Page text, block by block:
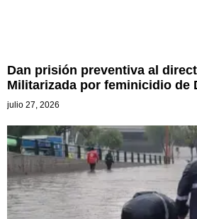
Dan prisión preventiva al
Militarizada por feminicidio de
julio 27, 2026